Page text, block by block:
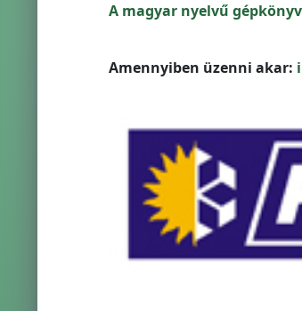
A magyar nyelvű
Amennyiben üzenni akar: